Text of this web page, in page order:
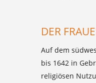
DER
Auf dem
bis 1642 in
religiösen